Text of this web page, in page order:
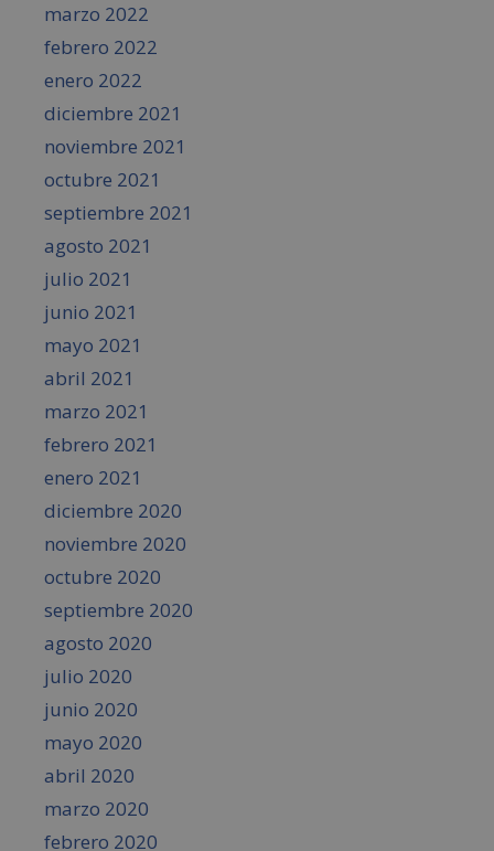
marzo 2022
febrero 2022
enero 2022
diciembre 2021
noviembre 2021
octubre 2021
septiembre 2021
agosto 2021
julio 2021
junio 2021
mayo 2021
abril 2021
marzo 2021
febrero 2021
enero 2021
diciembre 2020
noviembre 2020
octubre 2020
septiembre 2020
agosto 2020
julio 2020
junio 2020
mayo 2020
abril 2020
marzo 2020
febrero 2020